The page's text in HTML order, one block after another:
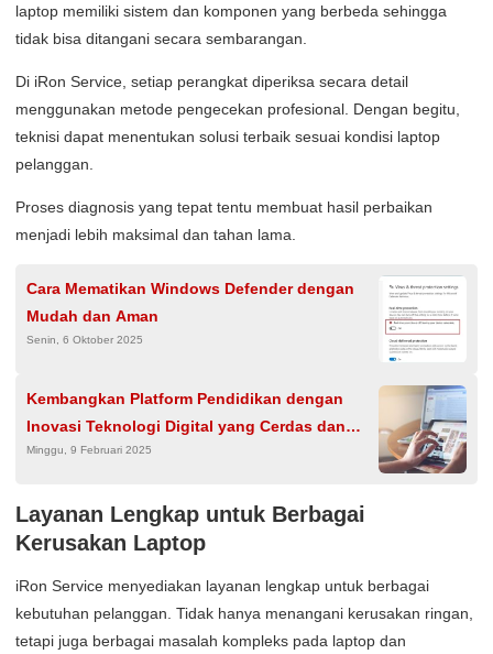
laptop memiliki sistem dan komponen yang berbeda sehingga
tidak bisa ditangani secara sembarangan.
Di iRon Service, setiap perangkat diperiksa secara detail
menggunakan metode pengecekan profesional. Dengan begitu,
teknisi dapat menentukan solusi terbaik sesuai kondisi laptop
pelanggan.
Proses diagnosis yang tepat tentu membuat hasil perbaikan
menjadi lebih maksimal dan tahan lama.
Cara Mematikan Windows Defender dengan
Mudah dan Aman
Senin, 6 Oktober 2025
Kembangkan Platform Pendidikan dengan
Inovasi Teknologi Digital yang Cerdas dan
Adaptif
Minggu, 9 Februari 2025
Layanan Lengkap untuk Berbagai
Kerusakan Laptop
iRon Service menyediakan layanan lengkap untuk berbagai
kebutuhan pelanggan. Tidak hanya menangani kerusakan ringan,
tetapi juga berbagai masalah kompleks pada laptop dan